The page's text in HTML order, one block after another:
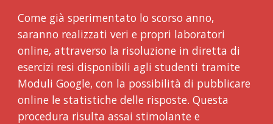
Come già sperimentato lo scorso anno,
saranno realizzati veri e propri laboratori
online, attraverso la risoluzione in diretta di
esercizi resi disponibili agli studenti tramite
Moduli Google, con la possibilità di pubblicare
online le statistiche delle risposte. Questa
procedura risulta assai stimolante e